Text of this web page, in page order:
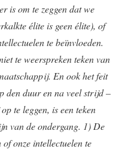
is om te zeggen dat we
élite is geen élite), of
te beïnvloeden.
te weerspreken teken van
En ook het feit
den duur en na veel strijd –
te leggen, is een teken
van de ondergang. 1) De
onze intellectuelen te